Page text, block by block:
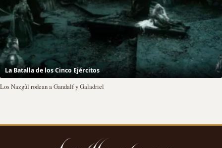
La Batalla de los Cinco Ejércitos
Los Nazgûl rodean a Gandalf y Galadriel